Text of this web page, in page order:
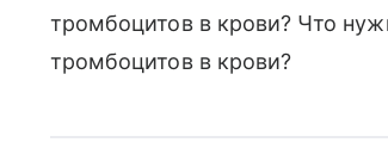
тромбоцитов в крови? Что
тромбоцитов в крови?